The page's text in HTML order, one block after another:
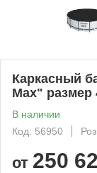
Каркасный
Max" размер
В наличии
Код: 56950
от 250